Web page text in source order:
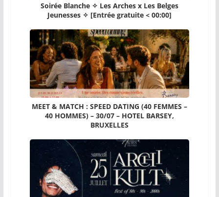
Soirée Blanche ✧ Les Arches x Les Belges
Jeunesses ✧ [Entrée gratuite < 00:00]
MEET & MATCH : SPEED DATING (40 FEMMES –
40 HOMMES) – 30/07 – HOTEL BARSEY,
BRUXELLES